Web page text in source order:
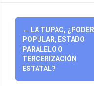
Post
navigation
← LA TUPAC, ¿PODER
POPULAR, ESTADO
PARALELO O
TERCERIZACIÓN
ESTATAL?